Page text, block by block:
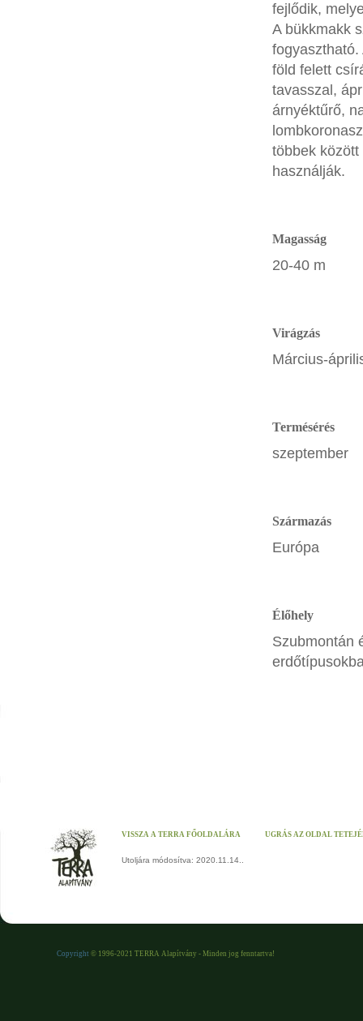
fejlődik,
A bükkmakk
föld felett
tavasszal,
árnyéktűrő,
többek
használják.
Magasság
20-40 m
Virágzás
Március-
Termésérés
szeptember
Származás
Európa
Élőhely
Szubmontán
VISSZA A TERRA FŐOLDALÁRA UGRÁS AZ OLDAL
Utoljára módosítva: 2020.11.14..
Copyright © 1996-2021 TERRA Alapítvány - Minden jog fenntartva!